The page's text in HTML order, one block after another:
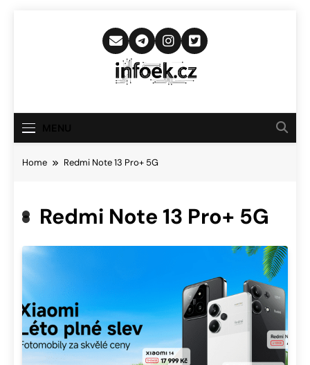
Infoek.cz
Novinkám
Home Redmi Note 13 Pro+ 5G
Redmi Note 13 Pro+ 5G